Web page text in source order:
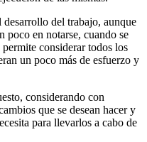
del trabajo, aunque
poco en notarse, cuando se
considerar todos los
un poco más de esfuerzo y
considerando con
que se desean hacer y
para llevarlos a cabo de